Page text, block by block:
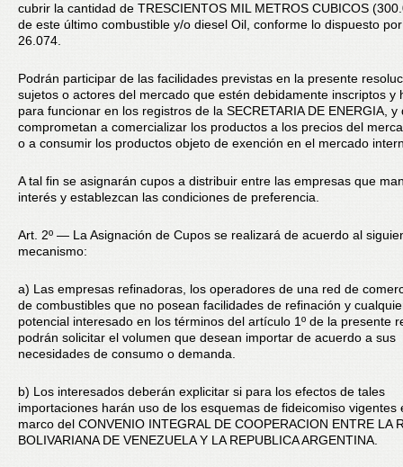
cubrir la cantidad de TRESCIENTOS MIL METROS CUBICOS
de este último combustible y/o diesel Oil, conforme lo dispuesto por
26.074.
Podrán participar de las facilidades previstas en la presente
sujetos o actores del mercado que estén debidamente inscriptos y
para funcionar en los registros de la SECRETARIA DE ENERGIA, y
comprometan a comercializar los productos a los precios del
o a consumir los productos objeto de exención en el mercado
A tal fin se asignarán cupos a distribuir entre las empresas que
interés y establezcan las condiciones de preferencia.
Art. 2º — La Asignación de Cupos se realizará de acuerdo al
mecanismo:
a) Las empresas refinadoras, los operadores de una red de
de combustibles que no posean facilidades de refinación y
potencial interesado en los términos del artículo 1º de la presente
podrán solicitar el volumen que desean importar de acuerdo a sus
necesidades de consumo o demanda.
b) Los interesados deberán explicitar si para los efectos de tales
importaciones harán uso de los esquemas de fideicomiso vigentes
marco del CONVENIO INTEGRAL DE COOPERACION ENTRE LA
BOLIVARIANA DE VENEZUELA Y LA REPUBLICA ARGENTINA.